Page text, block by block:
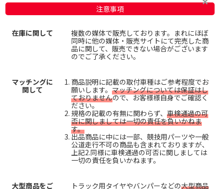
注意事項
在庫に関して
複数の媒体で販売しております。まれにほぼ
同時に他の媒体・販売サイトにて完売した商
品に関して、販売できない場合がございます
のでご了承ください。
マッチングに
関して
商品説明に記載の取付車種はご参考程度でお
願いします。 マッチングについては保証はし
ておりませんので、お客様様自身でご確認く
ださい。
規格の記載の有無に関わらず、 車検通過の可
否に関しましては一切の責任を負いかねま
す。
出品商品に中には一部、競技用パーツや一般
公道走行不可の商品も含まれておりますが、
上記2.同様に車検通過の可否に関しましては
一切の責任を負いかねます。
大型商品をご
トラック用タイヤやバンパーなどの大型商品